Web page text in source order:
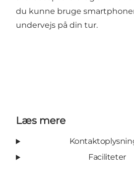
du kunne bruge
undervejs på din tur.
Læs mere
Faciliteter